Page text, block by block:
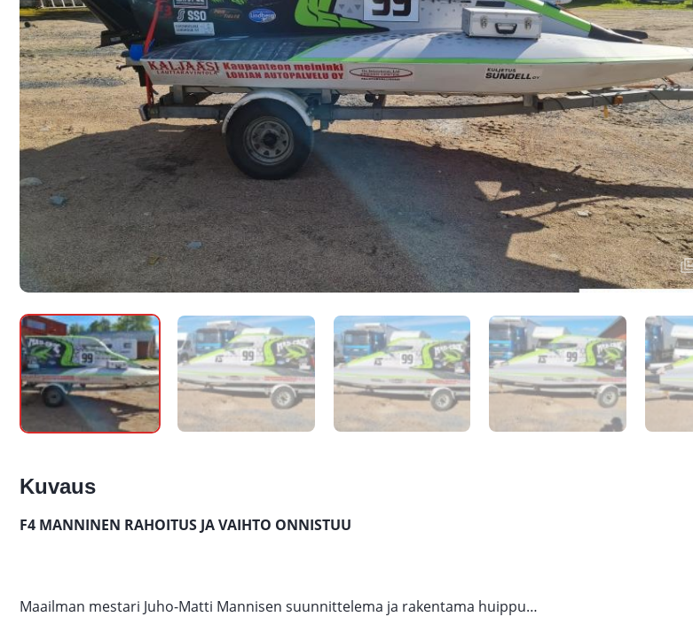
Kuvaus
F4 MANNINEN RAHOITUS JA VAIHTO ONNISTUU
Maailman mestari Juho-Matti Mannisen suunnittelema ja rakentama huippu…